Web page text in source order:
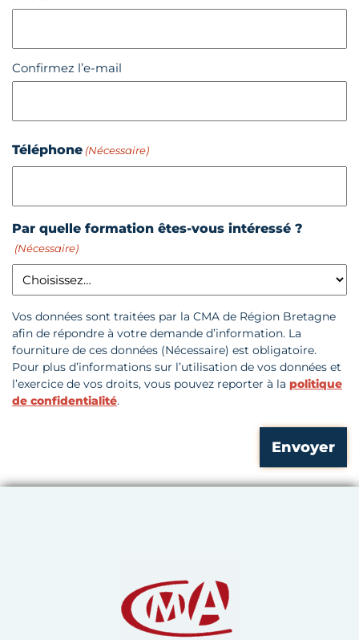
Confirmez l’e-mail
Téléphone (Nécessaire)
Par quelle formation êtes-vous intéressé ?
(Nécessaire)
Vos données sont traitées par la CMA de Région Bretagne
afin de répondre à votre demande d’information. La
fourniture de ces données (Nécessaire) est obligatoire.
Pour plus d’informations sur l’utilisation de vos données et
l’exercice de vos droits, vous pouvez reporter à la politique
de confidentialité.
Chambre de Métiers et